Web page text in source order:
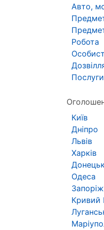
Авто,
Робота
Послуги
Київ
Дніпро
Львів
Харків
Донецьк
Одеса
Кривий